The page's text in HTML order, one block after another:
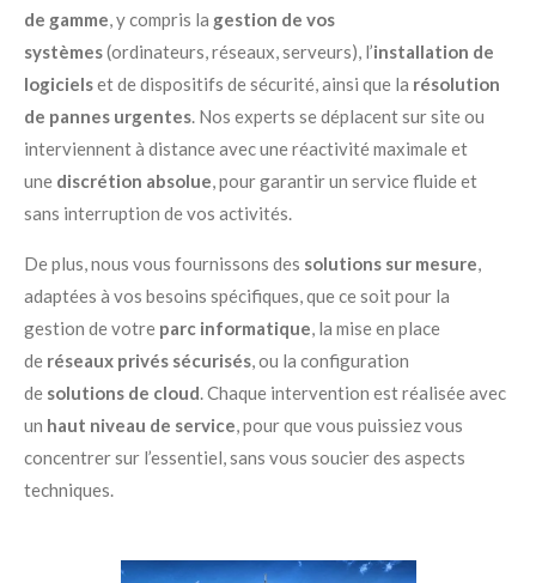
de gamme, y compris la gestion de vos
systèmes(ordinateurs, réseaux, serveurs), l’installation de
logicielset de dispositifs de sécurité, ainsi que la résolution
de pannes urgentes. Nos experts se déplacent sur site ou
interviennent à distance avec une réactivité maximale et
une discrétion absolue, pour garantir un service fluide et
sans interruption de vos activités.
De plus, nous vous fournissons des solutions sur mesure,
adaptées à vos besoins spécifiques, que ce soit pour la
gestion de votre parc informatique, la mise en place
de réseaux privés sécurisés, ou la configuration
de solutions de cloud. Chaque intervention est réalisée avec
un haut niveau de service, pour que vous puissiez vous
concentrer sur l’essentiel, sans vous soucier des aspects
techniques.